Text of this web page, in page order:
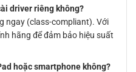
driver riêng không?
ngay (class-compliant). Với
hãng để đảm bảo hiệu suất
hoặc smartphone không?